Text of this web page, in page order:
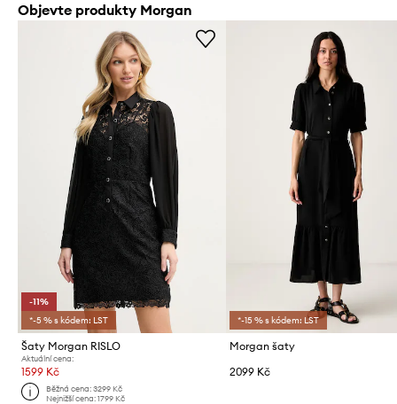
Objevte produkty Morgan
-11%
*-5 % s kódem: LST
Šaty Morgan RISLO
Aktuální cena:
1599 Kč
Běžná cena:3299 Kč
Nejnižší cena:1799 Kč
*-15 % s kódem: LST
Morgan šaty
2099 Kč